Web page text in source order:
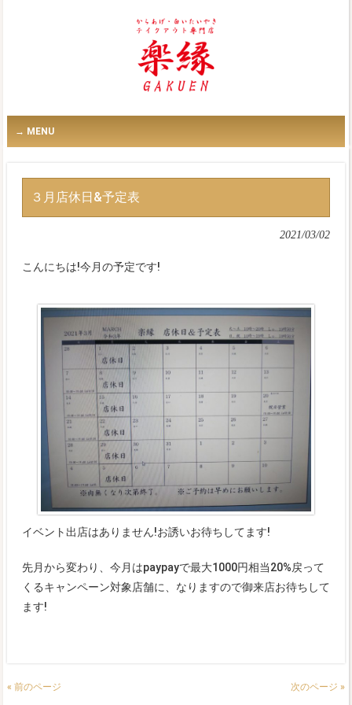
MENU
３月店休日&予定表
2021/03/02
こんにちは!今月の予定です!
イベント出店はありません!お誘いお待ちしてます!
先月から変わり、今月はpaypayで最大1000円相当20%戻って
くるキャンペーン対象店舗に、なりますので御来店お待ちして
ます!
« 前のページ 次のページ »